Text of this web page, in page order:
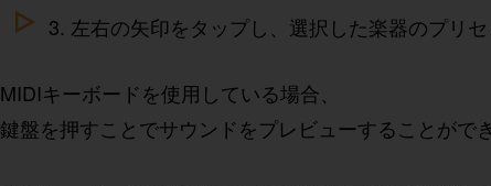
3. 左右の矢印をタップし、選択した楽器のプリ
MIDIキーボードを使用している場合、
鍵盤を押すことでサウンドをプレビューすることができ